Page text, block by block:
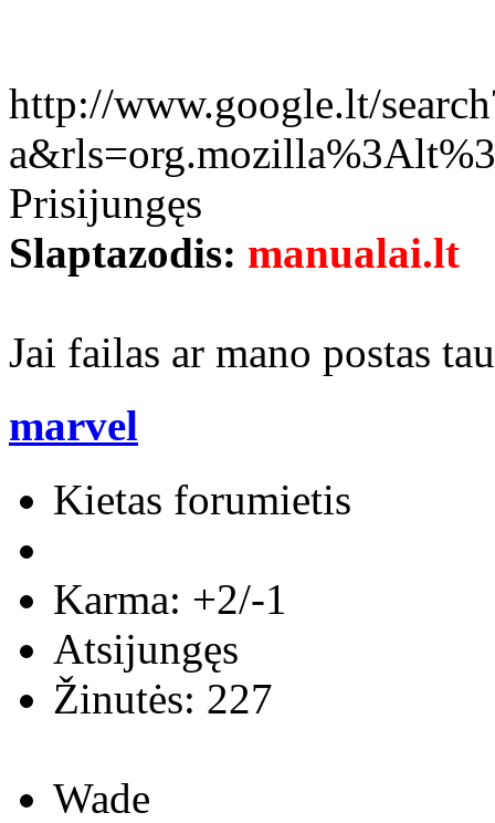
http://www.google.lt/
Prisijungęs
Slaptazodis: manualai.lt
Jai failas ar mano postas
marvel
Kietas forumietis
Karma: +2/-1
Atsijungęs
Žinutės: 227
Wade